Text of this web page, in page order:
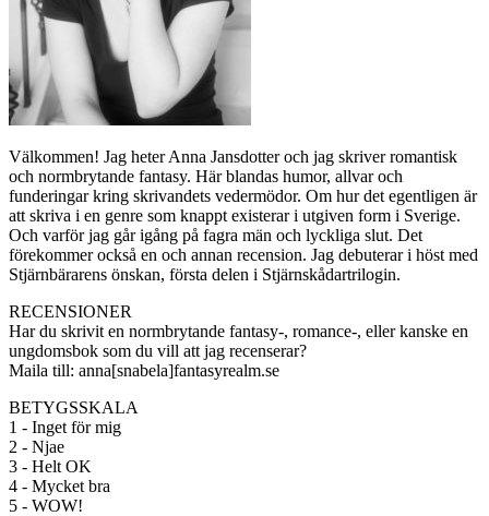
Välkommen! Jag heter Anna Jansdotter och jag skriver romantisk
och normbrytande fantasy. Här blandas humor, allvar och
funderingar kring skrivandets vedermödor. Om hur det egentligen är
att skriva i en genre som knappt existerar i utgiven form i Sverige.
Och varför jag går igång på fagra män och lyckliga slut. Det
förekommer också en och annan recension. Jag debuterar i höst med
Stjärnbärarens önskan, första delen i Stjärnskådartrilogin.
RECENSIONER
Har du skrivit en normbrytande fantasy-, romance-, eller kanske en
ungdomsbok som du vill att jag recenserar?
Maila till: anna[snabela]fantasyrealm.se
BETYGSSKALA
1 - Inget för mig
2 - Njae
3 - Helt OK
4 - Mycket bra
5 - WOW!